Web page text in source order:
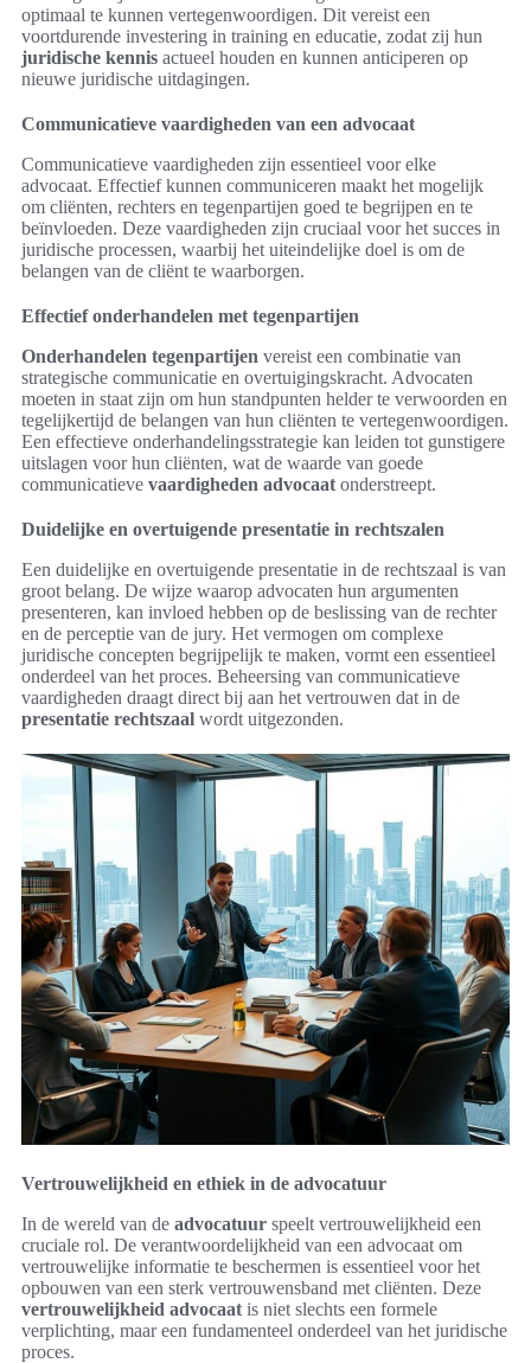
optimaal te kunnen vertegenwoordigen. Dit vereist een
voortdurende investering in training en educatie, zodat zij hun
juridische kennis actueel houden en kunnen anticiperen op
nieuwe juridische uitdagingen.
Communicatieve vaardigheden van een advocaat
Communicatieve vaardigheden zijn essentieel voor elke
advocaat. Effectief kunnen communiceren maakt het mogelijk
om cliënten, rechters en tegenpartijen goed te begrijpen en te
beïnvloeden. Deze vaardigheden zijn cruciaal voor het succes in
juridische processen, waarbij het uiteindelijke doel is om de
belangen van de cliënt te waarborgen.
Effectief onderhandelen met tegenpartijen
Onderhandelen tegenpartijen vereist een combinatie van
strategische communicatie en overtuigingskracht. Advocaten
moeten in staat zijn om hun standpunten helder te verwoorden en
tegelijkertijd de belangen van hun cliënten te vertegenwoordigen.
Een effectieve onderhandelingsstrategie kan leiden tot gunstigere
uitslagen voor hun cliënten, wat de waarde van goede
communicatieve vaardigheden advocaat onderstreept.
Duidelijke en overtuigende presentatie in rechtszalen
Een duidelijke en overtuigende presentatie in de rechtszaal is van
groot belang. De wijze waarop advocaten hun argumenten
presenteren, kan invloed hebben op de beslissing van de rechter
en de perceptie van de jury. Het vermogen om complexe
juridische concepten begrijpelijk te maken, vormt een essentieel
onderdeel van het proces. Beheersing van communicatieve
vaardigheden draagt direct bij aan het vertrouwen dat in de
presentatie rechtszaal wordt uitgezonden.
Vertrouwelijkheid en ethiek in de advocatuur
In de wereld van de advocatuur speelt vertrouwelijkheid een
cruciale rol. De verantwoordelijkheid van een advocaat om
vertrouwelijke informatie te beschermen is essentieel voor het
opbouwen van een sterk vertrouwensband met cliënten. Deze
vertrouwelijkheid advocaat is niet slechts een formele
verplichting, maar een fundamenteel onderdeel van het juridische
proces.